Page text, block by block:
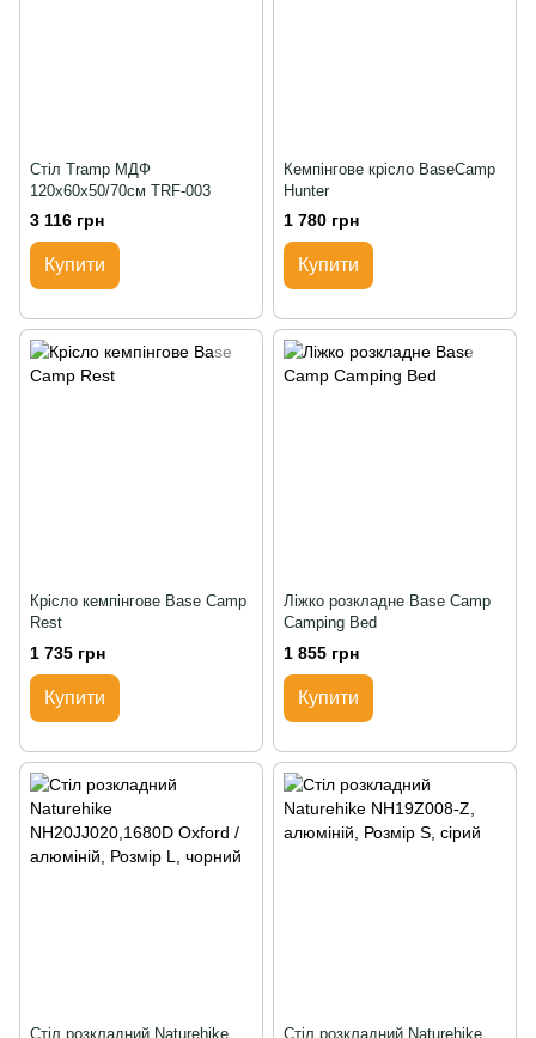
Стіл Tramp МДФ
120х60х50/70см TRF-003
3 116 грн
Купити
Кемпінгове крісло BaseCamp
Hunter
1 780 грн
Купити
Крісло кемпінгове Base Camp
Rest
1 735 грн
Купити
Ліжко розкладне Base Camp
Camping Bed
1 855 грн
Купити
Стіл розкладний Naturehike Стіл розкладний Naturehike